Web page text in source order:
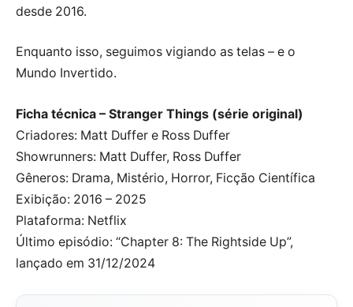
desde 2016.
Enquanto isso, seguimos vigiando as telas – e o
Mundo Invertido.
Ficha técnica – Stranger Things (série original)
Criadores: Matt Duffer e Ross Duffer
Showrunners: Matt Duffer, Ross Duffer
Gêneros: Drama, Mistério, Horror, Ficção Científica
Exibição: 2016 – 2025
Plataforma: Netflix
Último episódio: “Chapter 8: The Rightside Up”,
lançado em 31/12/2024